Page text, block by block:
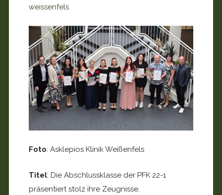
weissenfels
Foto: Asklepios Klinik Weißenfels
Titel: Die Abschlussklasse der PFK 22-1
präsentiert stolz ihre Zeugnisse.